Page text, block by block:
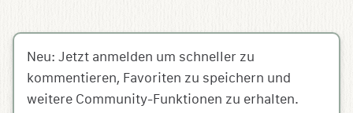
Neu: Jetzt anmelden um schneller zu
kommentieren, Favoriten zu speichern und
weitere Community-Funktionen zu erhalten.